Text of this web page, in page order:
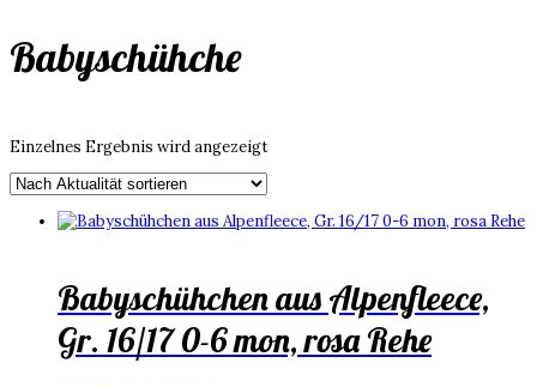
Babyschühche
Einzelnes Ergebnis wird angezeigt
Babyschühchen aus Alpenfleece,
Gr. 16/17 0-6 mon, rosa Rehe